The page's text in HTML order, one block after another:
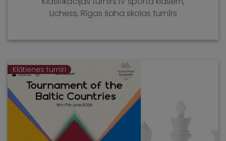
Lichess, Rīgas šaha skolas turnīrs
Klātienes turnīri